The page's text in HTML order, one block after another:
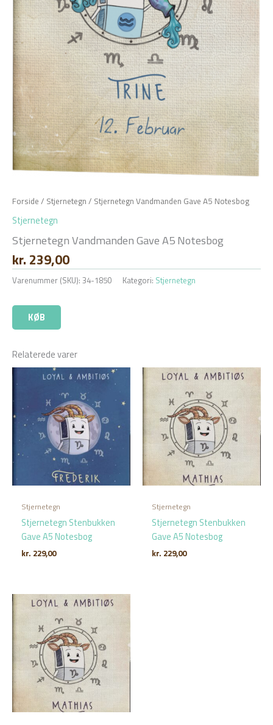
Forside / Stjernetegn / Stjernetegn Vandmanden Gave A5 Notesbog
Stjernetegn
Stjernetegn Vandmanden Gave A5 Notesbog
kr. 239,00
Varenummer (SKU): 34-1850 Kategori: Stjernetegn
KØB
Relaterede varer
Stjernetegn
Stjernetegn Stenbukken
Gave A5 Notesbog
kr. 229,00
Stjernetegn
Stjernetegn Stenbukken
Gave A5 Notesbog
kr. 229,00